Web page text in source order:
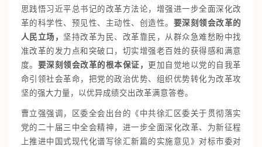
思践悟习近平总书记的改革方法论，增强进一步全面深化改
革的科学性、预见性、主动性、创造性。 要深刻领会改革的
人民立场， 坚持改革为民、改革靠民，从群众急难愁盼中找
准改革的发力点和突破口，切实增强老百姓的获得感和满意
度。 要深刻领会改革的根本保证，
更加自觉地以党的自我革
命引领社会革命，把党的政治优势、组织优势转化为改革攻
坚的强大力量，以优异成绩交出改革满意答卷。
曹立强强调，区委全会出台的《中共徐汇区委关于贯彻落实
党的二十届三中全会精神，进一步全面深化改革、为新征程
上推进中国式现代化谱写徐汇新篇的实施意见》对标市委对